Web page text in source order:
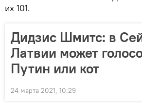
их 101.
Дидзис Шмитс: в
Латвии может
Путин или кот
24 марта 2021, 10:29